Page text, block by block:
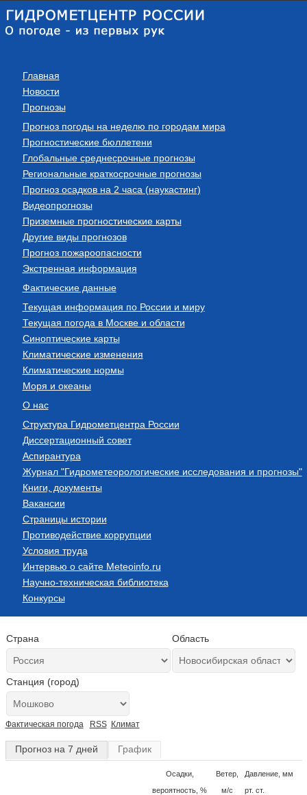
Главная
Новости
Прогнозы
Прогноз погоды на неделю по городам мира
Прогностические бюллетени
Глобальные среднесрочные прогнозы
Региональные краткосрочные прогнозы
Прогноз осадков на 2 часа (наукастинг)
Видеопрогнозы
Приземные прогностические карты
Другие виды прогнозов
Прогноз пожароопасности
Экстренная информация
Фактические данные
Текущая информация по России и миру
Текущая погода в Москве и области
Синоптические карты
Климатические изменения
Климатические нормы
Моря и океаны
О нас
Структура Гидрометцентра России
Диссертационный совет
Аспирантура
Журнал "Гидрометеорологические исследования и прогнозы"
Книги, документы
Вакансии
Страницы истории
Противодействие коррупции
Условия труда
Интервью о сайте Meteoinfo.ru
Научно-техническая библиотека
Конкурсы
Страна Область
Станция (город)
Фактическая погода RSS Климат
Прогноз на 7 дней График
Осадки,
вероятность, %
Ветер,
м/с
Давление, мм
рт. ст.